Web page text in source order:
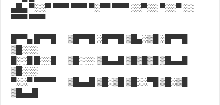
▄█▄ ▀░░▀ ▀▀▀ ▀▀▀ ▀░▀▀ ▀▀▀ ░░▀░░ ▀░░▀ ░░
▀▀▀ ▀▀▀
█▀▀▄ █▀▀█ ▒█▀▀█ ░█▀▀█ ▒█▄░▒█ ░█▀▀█
▒█░░░
█░░█ █░░█ ▒█░░░ ▒█▄▄█ ▒█▒█▒█ ▒█▄▄█
▒█░░░
▀░░▀ ▀▀▀▀ ▒█▄▄█ ▒█░▒█ ▒█░░▀█ ▒█░▒█
▒█▄▄█